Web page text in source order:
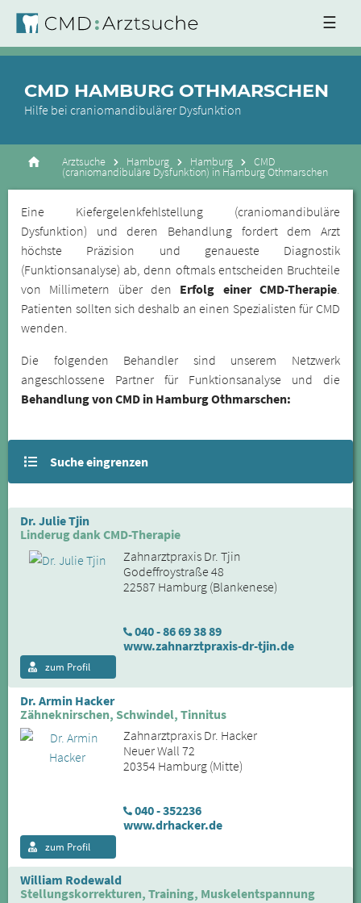
☰
CMD HAMBURG OTHMARSCHEN
Hilfe bei craniomandibulärer Dysfunktion
Arztsuche Hamburg Hamburg CMD
(craniomandibuläre Dysfunktion) in Hamburg Othmarschen
Eine Kiefergelenkfehlstellung (craniomandibuläre
Dysfunktion) und deren Behandlung fordert dem Arzt
höchste Präzision und genaueste Diagnostik
(Funktionsanalyse) ab, denn oftmals entscheiden Bruchteile
von Millimetern über den Erfolg einer CMD-Therapie.
Patienten sollten sich deshalb an einen Spezialisten für CMD
wenden.
Die folgenden Behandler sind unserem Netzwerk
angeschlossene Partner für Funktionsanalyse und die
Behandlung von CMD in Hamburg Othmarschen:
Suche eingrenzen
Dr. Julie Tjin
Linderug dank CMD-Therapie
Zahnarztpraxis Dr. Tjin
Godeffroystraße 48
22587 Hamburg (Blankenese)
040 - 86 69 38 89
www.zahnarztpraxis-dr-tjin.de
zum Profil
Dr. Armin Hacker
Zähneknirschen, Schwindel, Tinnitus
Zahnarztpraxis Dr. Hacker
Neuer Wall 72
20354 Hamburg (Mitte)
040 - 352236
www.drhacker.de
zum Profil
William Rodewald
Stellungskorrekturen, Training, Muskelentspannung